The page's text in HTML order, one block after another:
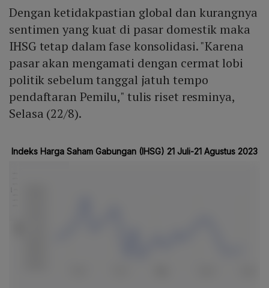
Dengan ketidakpastian global dan kurangnya
sentimen yang kuat di pasar domestik maka
IHSG tetap dalam fase konsolidasi. "Karena
pasar akan mengamati dengan cermat lobi
politik sebelum tanggal jatuh tempo
pendaftaran Pemilu," tulis riset resminya,
Selasa (22/8).